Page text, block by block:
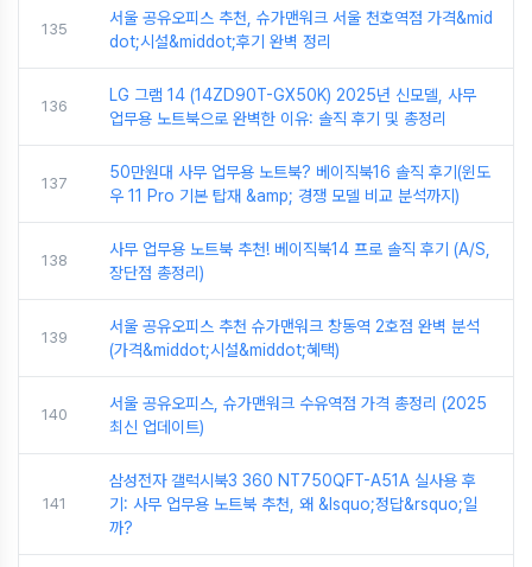
135
서울 공유오피스 추천, 슈가맨워크 서울 천호역점 가격&mid
dot;시설&middot;후기 완벽 정리
136
LG 그램 14 (14ZD90T-GX50K) 2025년 신모델, 사무
업무용 노트북으로 완벽한 이유: 솔직 후기 및 총정리
137
50만원대 사무 업무용 노트북? 베이직북16 솔직 후기(윈도
우 11 Pro 기본 탑재 &amp; 경쟁 모델 비교 분석까지)
138
사무 업무용 노트북 추천! 베이직북14 프로 솔직 후기 (A/S,
장단점 총정리)
139
서울 공유오피스 추천 슈가맨워크 창동역 2호점 완벽 분석
(가격&middot;시설&middot;혜택)
140
서울 공유오피스, 슈가맨워크 수유역점 가격 총정리 (2025
최신 업데이트)
141
삼성전자 갤럭시북3 360 NT750QFT-A51A 실사용 후
기: 사무 업무용 노트북 추천, 왜 &lsquo;정답&rsquo;일
까?